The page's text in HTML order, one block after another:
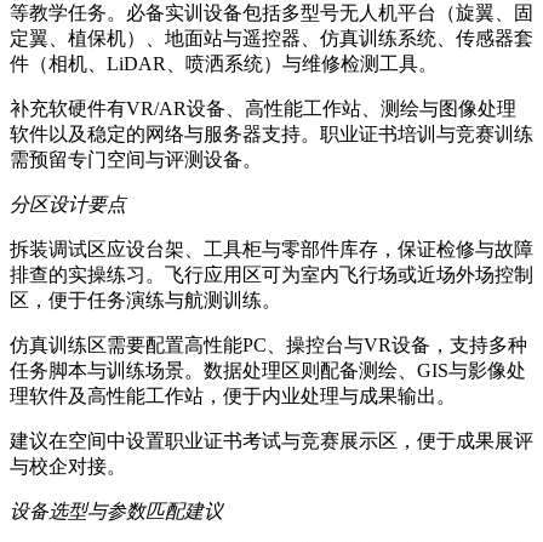
等教学任务。必备实训设备包括多型号无人机平台（旋翼、固
定翼、植保机）、地面站与遥控器、仿真训练系统、传感器套
件（相机、LiDAR、喷洒系统）与维修检测工具。
补充软硬件有VR/AR设备、高性能工作站、测绘与图像处理
软件以及稳定的网络与服务器支持。职业证书培训与竞赛训练
需预留专门空间与评测设备。
分区设计要点
拆装调试区应设台架、工具柜与零部件库存，保证检修与故障
排查的实操练习。飞行应用区可为室内飞行场或近场外场控制
区，便于任务演练与航测训练。
仿真训练区需要配置高性能PC、操控台与VR设备，支持多种
任务脚本与训练场景。数据处理区则配备测绘、GIS与影像处
理软件及高性能工作站，便于内业处理与成果输出。
建议在空间中设置职业证书考试与竞赛展示区，便于成果展评
与校企对接。
设备选型与参数匹配建议